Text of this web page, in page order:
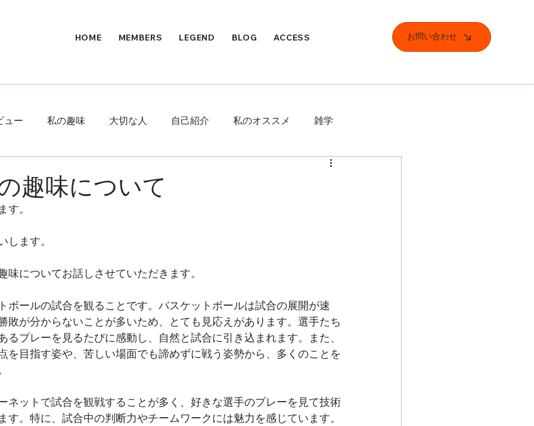
HOME MEMBERS LEGEND BLOG ACCESS お問い合わせ
ュー 私の趣味 大切な人 自己紹介 私のオススメ 雑学
趣味について
。
します。
味についてお話しさせていただきます。
ボールの試合を観ることです。バスケットボールは試合の展開が速
敗が分からないことが多いため、とても見応えがあります。選手たち
るプレーを見るたびに感動し、自然と試合に引き込まれます。また、
を目指す姿や、苦しい場面でも諦めずに戦う姿勢から、多くのことを
ネットで試合を観戦することが多く、好きな選手のプレーを見て技術
す。特に、試合中の判断力やチームワークには魅力を感じています。